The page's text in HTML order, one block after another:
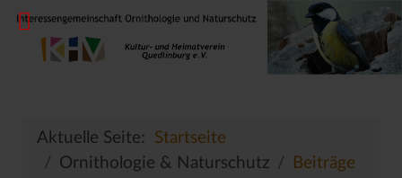
Aktuelle Seite: Startseite
Ornithologie & Naturschutz
Beiträge